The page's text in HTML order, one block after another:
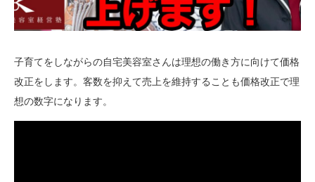
子育てをしながらの自宅美容室さんは理想の働き方に向けて価格
改正をします。客数を抑えて売上を維持することも価格改正で理
想の数字になります。